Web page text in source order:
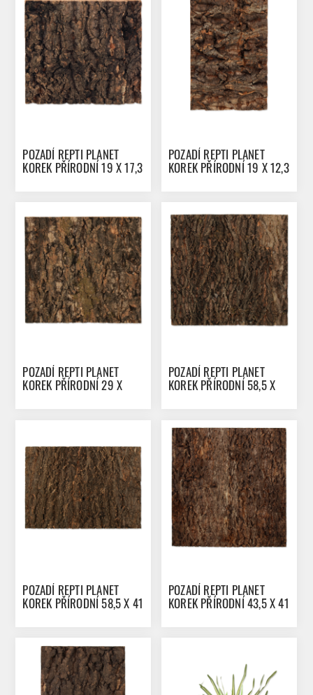
POZADÍ REPTI PLANET
KOREK PŘÍRODNÍ 19 X 17,3
POZADÍ REPTI PLANET
KOREK PŘÍRODNÍ 19 X 12,3
POZADÍ REPTI PLANET
KOREK PŘÍRODNÍ 29 X
POZADÍ REPTI PLANET
KOREK PŘÍRODNÍ 58,5 X
POZADÍ REPTI PLANET
KOREK PŘÍRODNÍ 58,5 X 41
POZADÍ REPTI PLANET
KOREK PŘÍRODNÍ 43,5 X 41